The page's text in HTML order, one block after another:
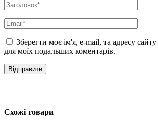
Не містить цукру і смакових добавок.
Не містить агресивних хімічних речовин
всередину організму.
лікувальному ефекту хлоргексидину.
Зберегти моє ім'я, e-mail, та адресу
для моїх подальших коментарів.
Схожі товари